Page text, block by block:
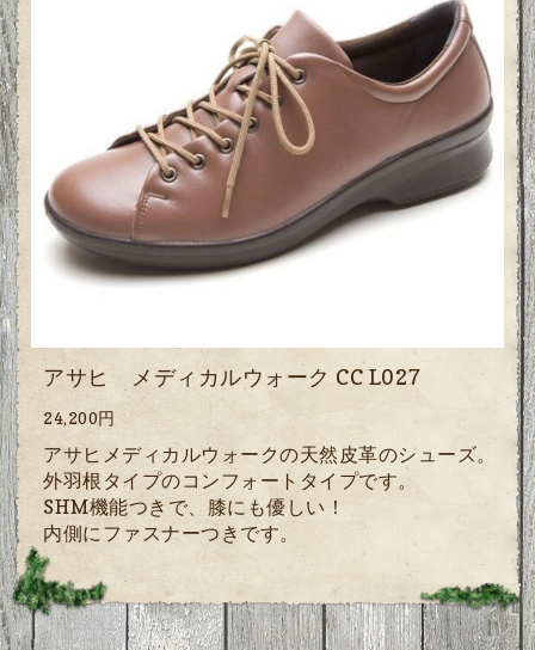
アサヒ メディカルウォーク CC L027
24,200円
アサヒメディカルウォークの天然皮革のシューズ。
外羽根タイプのコンフォートタイプです。
SHM機能つきで、膝にも優しい！
内側にファスナーつきです。